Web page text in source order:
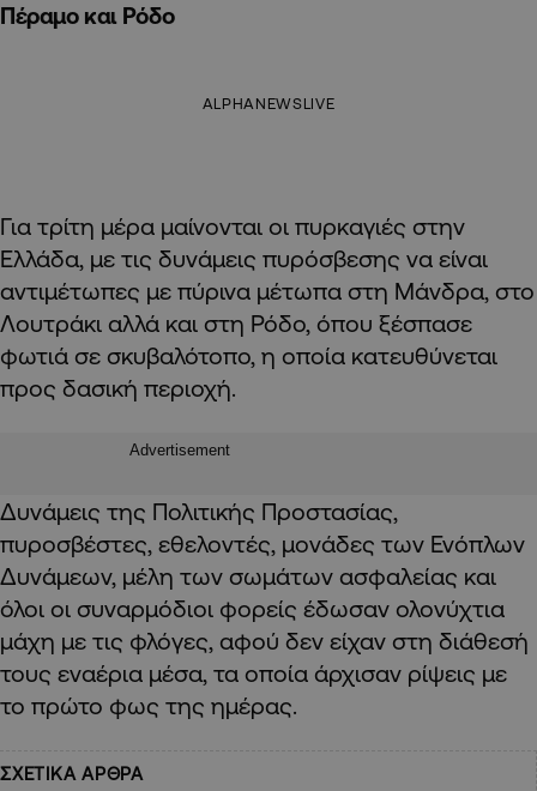
Πέραμο και Ρόδο
ALPHANEWSLIVE
Για τρίτη μέρα μαίνονται οι πυρκαγιές στην
Ελλάδα, με τις δυνάμεις πυρόσβεσης να είναι
αντιμέτωπες με πύρινα μέτωπα στη Μάνδρα, στο
Λουτράκι αλλά και στη Ρόδο, όπου ξέσπασε
φωτιά σε σκυβαλότοπο, η οποία κατευθύνεται
προς δασική περιοχή.
Advertisement
Δυνάμεις της Πολιτικής Προστασίας,
πυροσβέστες, εθελοντές, μονάδες των Ενόπλων
Δυνάμεων, μέλη των σωμάτων ασφαλείας και
όλοι οι συναρμόδιοι φορείς έδωσαν ολονύχτια
μάχη με τις φλόγες, αφού δεν είχαν στη διάθεσή
τους εναέρια μέσα, τα οποία άρχισαν ρίψεις με
το πρώτο φως της ημέρας.
ΣΧΕΤΙΚΑ ΑΡΘΡΑ